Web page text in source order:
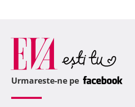
Urmareste-ne pe